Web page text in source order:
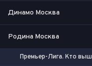
Динамо Москва
Родина Москва
Премьер-Лига. Кто